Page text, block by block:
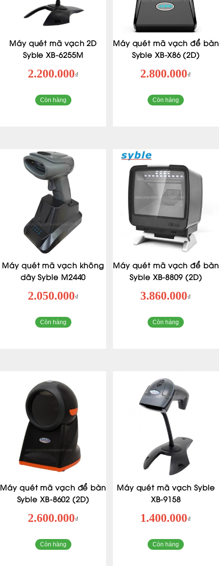
Máy quét mã vạch 2D
Syble XB-6255M
2.200.000₫
Còn hàng
Máy quét mã vạch để bàn
Syble XB-X86 (2D)
2.800.000₫
Còn hàng
Máy quét mã vạch không
dây Syble M2440
2.050.000₫
Còn hàng
Máy quét mã vạch để bàn
Syble XB-8809 (2D)
3.860.000₫
Còn hàng
Máy quét mã vạch để bàn
Syble XB-8602 (2D)
2.600.000₫
Còn hàng
Máy quét mã vạch Syble
XB-9158
1.400.000₫
Còn hàng